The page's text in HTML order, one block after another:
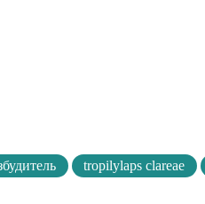
tropilylaps clareae